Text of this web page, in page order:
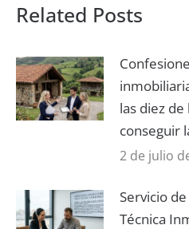
Related Posts
las diez de
conseguir
2 de julio
Servicio
Técnica